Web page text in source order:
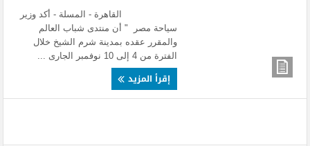
القاهرة - المسلة - أكد وزير
سياحة مصر " أن منتدى شباب العالم
والمقرر عقده بمدينة شرم الشيخ خلال
الفترة من 4 إلى 10 نوفمبر الجارى ...
إقرأ المزيد